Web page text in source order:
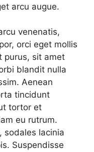
arcu augue.
venenatis,
orci eget mollis
purus, sit amet
blandit nulla
Aenean
tincidunt
tortor et
eu rutrum.
sodales lacinia
Suspendisse